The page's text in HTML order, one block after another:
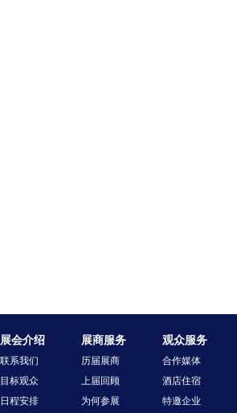
展会介绍
联系我们
目标观众
日程安排
展商服务
历届展商
上届回顾
为何参展
观众服务
合作媒体
酒店住宿
特邀企业